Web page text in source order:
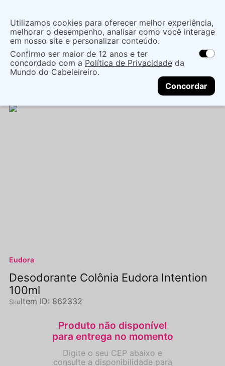
localização
As ofertas e opções de entrega variam de
acordo com a região.Não sei meu CEP
CONTINUAR
O que você procura?
Cuidados com o Corpo Desodorante
DESODORANTE COLÔNIA EUDORA INTENTION
Eudora
Desodorante Colônia Eudora Intention
100ml
Item ID: 862332
Utilizamos cookies para oferecer melhor experiência,
melhorar o desempenho, analisar como você interage
em nosso site e personalizar conteúdo.
Confirmo ser maior de 12 anos e ter
concordado com a Política de Privacidade da
Mundo do Cabeleireiro.
Concordar